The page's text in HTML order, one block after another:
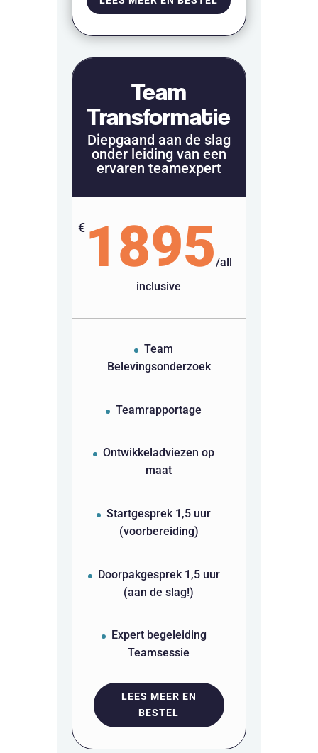
Team
Transformatie
Diepgaand aan de slag
onder leiding van een
ervaren teamexpert
€ 1895/all
inclusive
Team
Belevingsonderzoek
Teamrapportage
Ontwikkeladviezen op
maat
Startgesprek 1,5 uur
(voorbereiding)
Doorpakgesprek 1,5 uur
(aan de slag!)
Expert begeleiding
Teamsessie
LEES MEER EN
BESTEL